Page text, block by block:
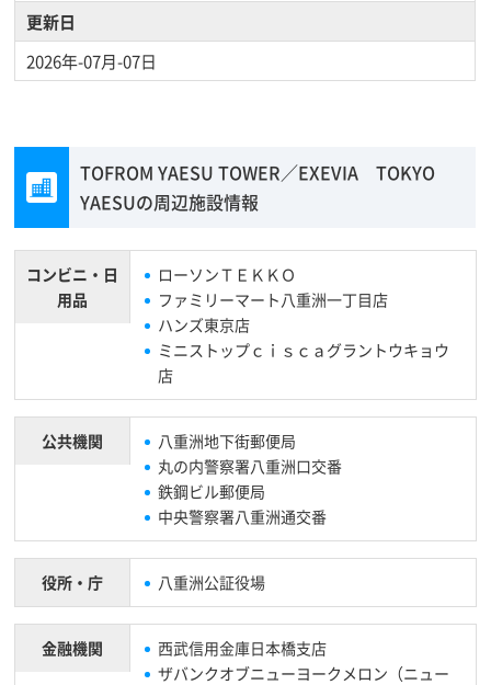
更新日
2026年-07月-07日
TOFROM YAESU TOWER／EXEVIA TOKYO
YAESUの周辺施設情報
コンビニ・ 日
用品
ローソンＴＥＫＫＯ
ファミリーマート八重洲一丁目店
ハンズ東京店
ミニストップｃｉｓｃａグラントウキョウ
店
公共機関
八重洲地下街郵便局
丸の内警察署八重洲口交番
鉄鋼ビル郵便局
中央警察署八重洲通交番
役所・庁 八重洲公証役場
金融機関
西武信用金庫日本橋支店
ザバンクオブニューヨークメロン（ニュー